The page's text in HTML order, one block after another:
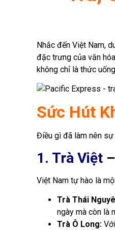
Nhắc đến Việt Nam,
đặc trưng của văn
không chỉ là thức
Sức Hút
Điều gì đã làm nên sự
1. Trà Việt
Việt Nam tự hào là
Trà Thái
ngày mà còn là
Trà Ô Long: